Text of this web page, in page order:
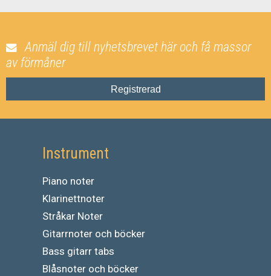
Anmäl dig till nyhetsbrevet här och få massor
av förmåner
Registrerad
Instrument
Piano noter
Klarinettnoter
Stråkar Noter
Gitarrnoter och böcker
Bass gitarr tabs
Blåsnoter och böcker